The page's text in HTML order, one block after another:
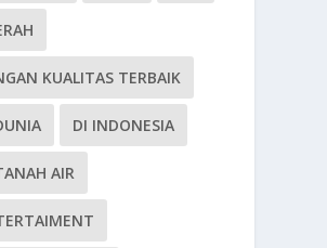
KUALITAS TERBAIK
DI INDONESIA
AIR